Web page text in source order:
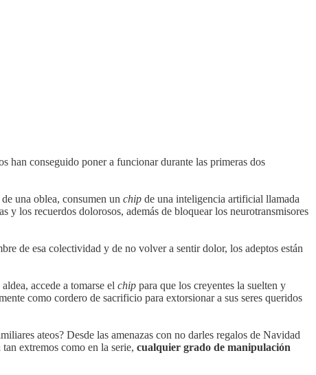
han conseguido poner a funcionar durante las primeras dos
una oblea, consumen un chip de una inteligencia artificial llamada
y los recuerdos dolorosos, además de bloquear los neurotransmisores
de esa colectividad y de no volver a sentir dolor, los adeptos están
accede a tomarse el chip para que los creyentes la suelten y
como cordero de sacrificio para extorsionar a sus seres queridos
ateos? Desde las amenazas con no darles regalos de Navidad
extremos como en la serie, cualquier grado de manipulación